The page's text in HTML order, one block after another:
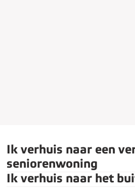
scheiden
trouwen of samenwonen
naar een nieuwbouwwoning
Ik verhuis naar een
seniorenwoning
Ik verhuis naar het